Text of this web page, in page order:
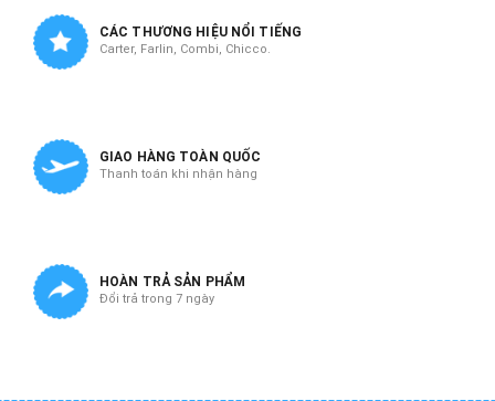
CÁC THƯƠNG HIỆU NỔI TIẾNG
Carter, Farlin, Combi, Chicco.
GIAO HÀNG TOÀN QUỐC
Thanh toán khi nhận hàng
HOÀN TRẢ SẢN PHẨM
Đổi trả trong 7 ngày